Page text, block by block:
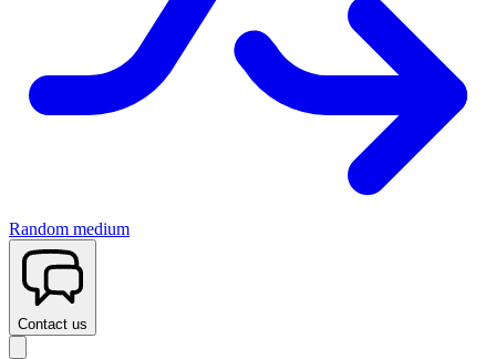
Random medium
Contact us